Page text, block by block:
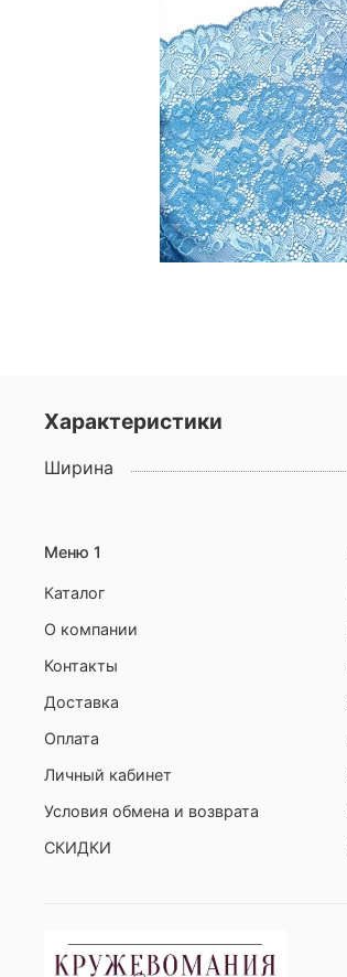
Характеристики
Ширина
Меню 1
Каталог
О компании
Контакты
Доставка
Оплата
Личный кабинет
Условия обмена и возврата
СКИДКИ